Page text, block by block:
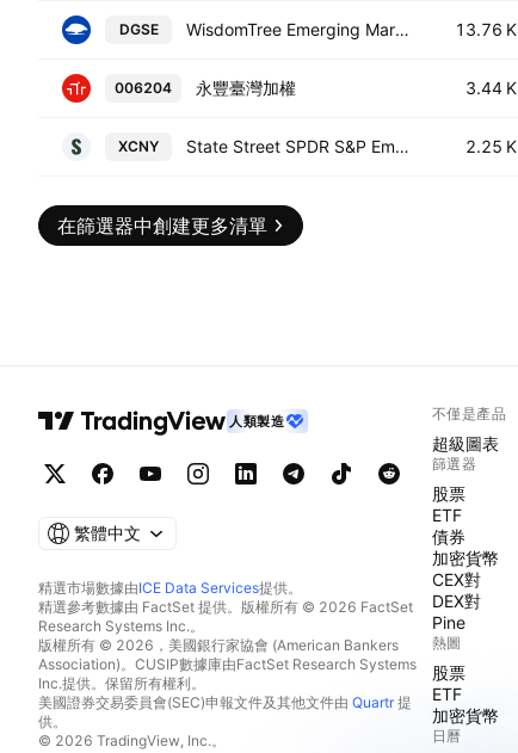
DGSE WisdomTree Emerging Markets SmallCap Dividend UCITS ETF 13.76 K
006204 永豐臺灣加權 3.44 K
XCNY State Street SPDR S&P Emerging Markets ex-China ETF 2.25 K
在篩選器中創建更多清單
人類製造
繁體中文
精選市場數據由ICE Data Services提供。
精選參考數據由 FactSet 提供。版權所有 © 2026 FactSet
Research Systems Inc.。
版權所有 © 2026，美國銀行家協會 (American Bankers
Association)。CUSIP數據庫由FactSet Research Systems
Inc.提供。保留所有權利。
美國證券交易委員會(SEC)申報文件及其他文件由 Quartr提
供。
© 2026 TradingView, Inc.。
不僅是產品
超級圖表
篩選器
股票
ETF
債券
加密貨幣
CEX對
DEX對
Pine
熱圖
股票
ETF
加密貨幣
日曆